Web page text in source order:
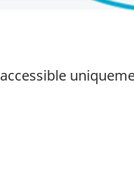
accessible